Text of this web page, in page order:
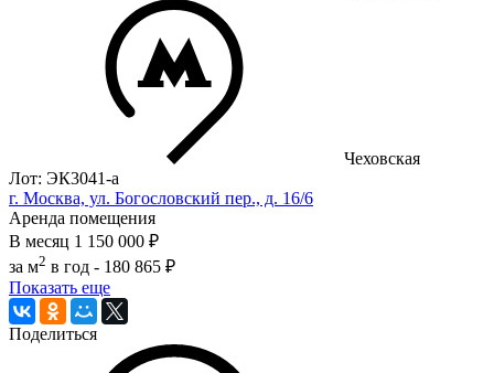
Чеховская
Лот: ЭК3041-a
г. Москва, ул. Богословский пер., д. 16/6
Аренда помещения
В месяц 1 150 000 ₽
за м2 в год - 180 865 ₽
Показать еще
Поделиться